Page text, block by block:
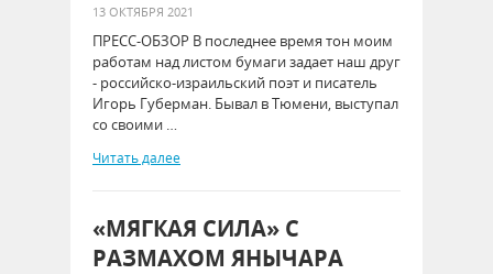
13 ОКТЯБРЯ 2021
ПРЕСС-ОБЗОР В последнее время тон моим
работам над листом бумаги задает наш друг
- российско-израильский поэт и писатель
Игорь Губерман. Бывал в Тюмени, выступал
со своими …
Читать далее
«МЯГКАЯ СИЛА» С
РАЗМАХОМ ЯНЫЧАРА